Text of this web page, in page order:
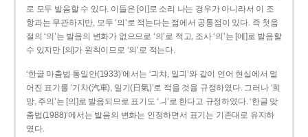
로 모두 발음할 수 있다. 이들은 [이]로 소리 나는 경우가 아니라서 이 조
항과는 무관하지만, 모두 ‘의’로 적는다는 점에서 공통점이 있다. 즉 첫음
절의 ‘의’는 발음의 변화가 없으므로 ‘의’로 적고, 조사 ‘의’는 [에]로 발음할
수 있지만 [의]가 원칙이므로 ‘의’로 적는다.
‘한글 마춤법 통일안(1933)’에서는 ‘긔챠, 일긔’와 같이 언어 현실에서 멀
어진 표기를 ‘기차(汽車), 일기(日氣)’로 적을 것을 규정하였다. 그러나 ‘희
망, 주의’는 [의]로 발음되므로 표기도 ‘ㅢ’로 한다고 규정하였다. ‘한글 맞
춤법(1988)’에서는 발음의 변화는 인정하면서 표기는 기존대로 유지하
였다.